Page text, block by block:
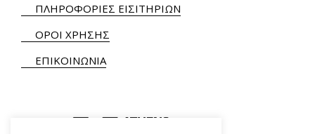
ΠΛΗΡΟΦΟΡΙΕΣ ΕΙΣΙΤΗΡΙΩΝ
ΟΡΟΙ ΧΡΗΣΗΣ
ΕΠΙΚΟΙΝΩΝΙΑ